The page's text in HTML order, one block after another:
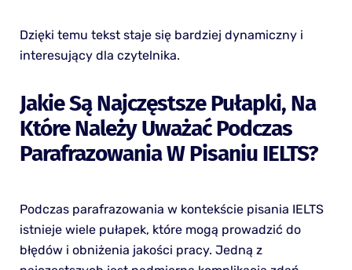
Dzięki temu tekst staje się bardziej dynamiczny i
interesujący dla czytelnika.
Jakie Są Najczęstsze Pułapki, Na
Które Należy Uważać Podczas
Parafrazowania W Pisaniu IELTS?
Podczas parafrazowania w kontekście pisania IELTS
istnieje wiele pułapek, które mogą prowadzić do
błędów i obniżenia jakości pracy. Jedną z